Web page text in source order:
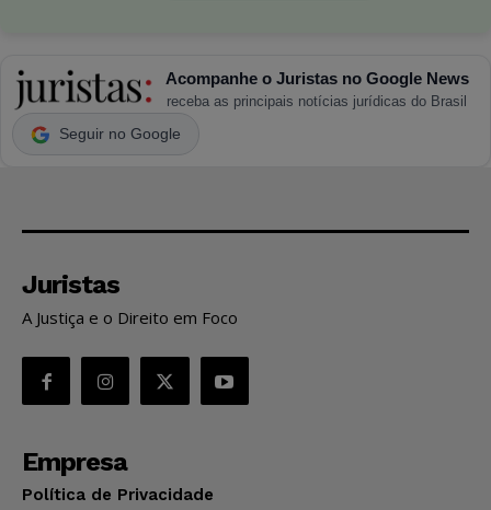
Acompanhe o Juristas no Google News
receba as principais notícias jurídicas do Brasil
Seguir no Google
Juristas
A Justiça e o Direito em Foco
Empresa
Política de Privacidade